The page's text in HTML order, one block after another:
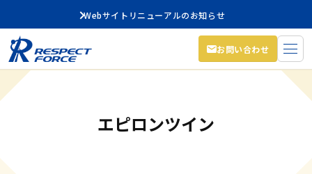
Webサイトリニューアルのお知らせ
お問い合わせ
エピロンツイン